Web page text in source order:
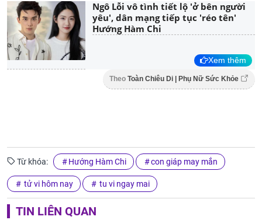
Ngô Lỗi vô tình tiết lộ 'ở bên người
yêu', dân mạng tiếp tục 'réo tên'
Hướng Hàm Chi
Xem thêm
Theo Toàn Chiêu Di | Phụ Nữ Sức Khỏe
Từ khóa: Hướng Hàm Chi con giáp may mắn
tử vi hôm nay tu vi ngay mai
TIN LIÊN QUAN